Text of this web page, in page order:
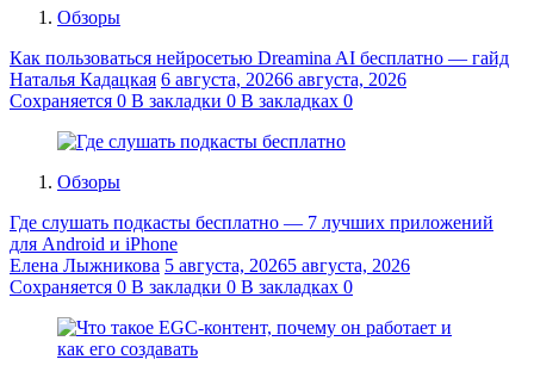
Обзоры
Как пользоваться нейросетью Dreamina AI бесплатно — гайд
Наталья Кадацкая 6 августа, 20266 августа, 2026
Сохраняется 0 В закладки 0 В закладках 0
Обзоры
Где слушать подкасты бесплатно — 7 лучших приложений
для Android и iPhone
Елена Лыжникова 5 августа, 20265 августа, 2026
Сохраняется 0 В закладки 0 В закладках 0